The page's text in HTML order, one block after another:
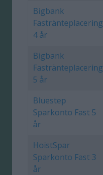
Bigbank
Fastränteplacering
4 år
Bigbank
Fastränteplacering
5 år
Bluestep
Sparkonto Fast 5
år
HoistSpar
Sparkonto Fast 3
år